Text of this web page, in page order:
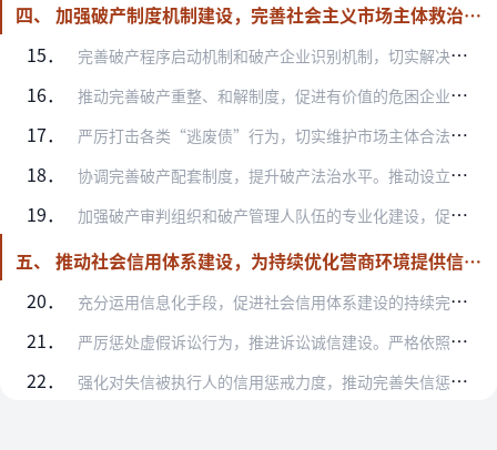
四、 加强破产制度机制建设，完善社会主义市场主体救治和退出机制
15．
完善破产程序启动机制和破产企业识别机制，切实解决破产案件立案难问题。按照法律及司法解释的相关规定，及时受理符合立案条件的破产案件，不得在法定条件之外设置附加条件…
16． 推动完善破产重整、和解制度，促进有价值的危困企业再生。引导破产程序各方充分认识破产重整、和解制度在挽救危困企业方面的重要作用。坚持市场化导向开展破产重整工作，更…
17． 严厉打击各类“逃废债”行为，切实维护市场主体合法权益。严厉打击恶意逃废债务行为，依法适用破产程序中的关联企业合并破产、行使破产撤销权和取回权等手段，查找和追回债…
18． 协调完善破产配套制度，提升破产法治水平。推动设立破产费用专项基金，为“无产可破”案件提供费用支持。将破产审判工作纳入社会信用体系整体建设，对失信主体加大惩戒力度…
19． 加强破产审判组织和破产管理人队伍的专业化建设，促进破产审判整体工作水平的持续提升。持续推进破产审判庭室的设立与建设工作，提升破产审判组织和人员的专业化水平。研究…
五、 推动社会信用体系建设，为持续优化营商环境提供信用保障
20．
充分运用信息化手段，促进社会信用体系建设的持续完善。探索社会信用体系建设与人民法院审判执行工作的深度融合路径，推动建立健全与市场主体信用信息相关的司法大数据的归…
21． 严厉惩处虚假诉讼行为，推进诉讼诚信建设。严格依照法律规定，追究虚假诉讼、妨害作证等行为人的刑事法律责任。适时出台相关司法解释，明确虚假诉讼罪的定罪量刑标准。完善…
22． 强化对失信被执行人的信用惩戒力度，推动完善失信惩戒机制。按照中共中央办公厅、国务院办公厅印发的《关于加快推进失信被执行人信用监督、警示和惩戒机制建设的意见》要求…